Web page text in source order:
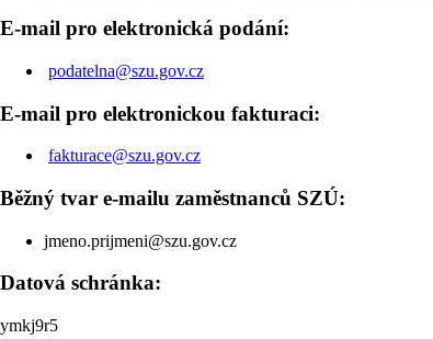
E-mail pro elektronická podání:
podatelna@szu.gov.cz
E-mail pro elektronickou fakturaci:
fakturace@szu.gov.cz
Běžný tvar e-mailu zaměstnanců SZÚ:
jmeno.prijmeni@szu.gov.cz
Datová schránka:
ymkj9r5